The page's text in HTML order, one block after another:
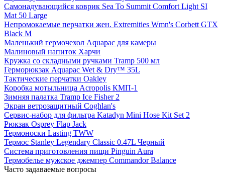
Самонадувающийся коврик Sea To Summit Comfort Light SI
Mat 50 Large
Непромокаемые перчатки жен. Extremities Wmn's Corbett GTX
Black M
Маленький гермочехол Aquapac для камеры
Малиновый напиток Харчи
Кружка со складными ручками Tramp 500 мл
Герморюкзак Aquapac Wet & Dry™ 35L
Тактические перчатки Oakley
Коробка мотыльница Acropolis КМП-1
Зимняя палатка Tramp Ice Fisher 2
Экран ветрозащитный Coghlan's
Сервис-набор для фильтра Katadyn Mini Hose Kit Set 2
Рюкзак Osprey Flap Jack
Термоноски Lasting TWW
Термос Stanley Legendary Classic 0.47L Черный
Система приготовления пищи Pinguin Aura
Термобелье мужское джемпер Commandor Balance
Часто задаваемые вопросы